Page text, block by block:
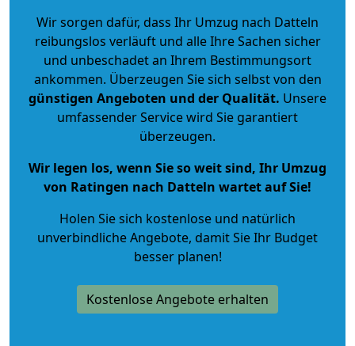
Wir sorgen dafür, dass Ihr Umzug nach Datteln
reibungslos verläuft und alle Ihre Sachen sicher
und unbeschadet an Ihrem Bestimmungsort
ankommen. Überzeugen Sie sich selbst von den
günstigen Angeboten und der Qualität. Unsere
umfassender Service wird Sie garantiert
überzeugen.
Wir legen los, wenn Sie so weit sind, Ihr Umzug
von Ratingen nach Datteln wartet auf Sie!
Holen Sie sich kostenlose und natürlich
unverbindliche Angebote, damit Sie Ihr Budget
besser planen!
Kostenlose Angebote erhalten